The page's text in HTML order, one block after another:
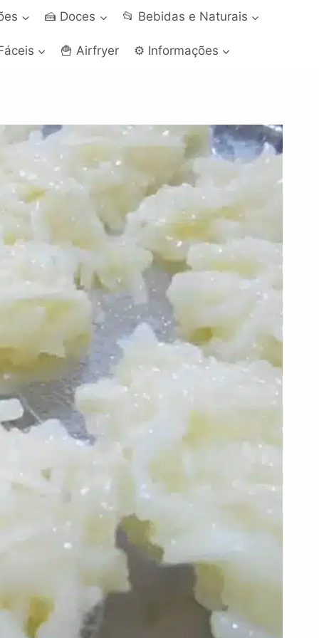
🍰 Doces 📂 Bebidas e Naturais
🍟 Airfryer ⚙️ Informações